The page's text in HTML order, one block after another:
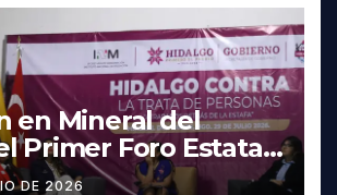
en Mineral del
Primer Foro Estatal
Trata de Personas
DE 2026